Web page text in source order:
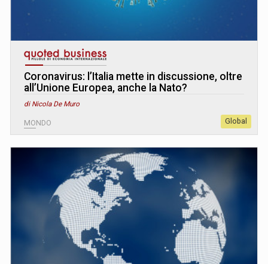
Coronavirus: l’Italia mette in discussione, oltre
all’Unione Europea, anche la Nato?
di Nicola De Muro
MONDO Global